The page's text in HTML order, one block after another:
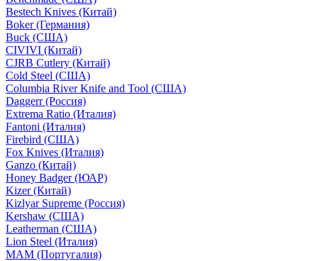
Bestech Knives (Китай)
Boker (Германия)
Buck (США)
CIVIVI (Китай)
CJRB Cutlery (Китай)
Cold Steel (США)
Columbia River Knife and Tool (США)
Daggerr (Россия)
Extrema Ratio (Италия)
Fantoni (Италия)
Firebird (США)
Fox Knives (Италия)
Ganzo (Китай)
Honey Badger (ЮАР)
Kizer (Китай)
Kizlyar Supreme (Россия)
Kershaw (США)
Leatherman (США)
Lion Steel (Италия)
MAM (Португалия)